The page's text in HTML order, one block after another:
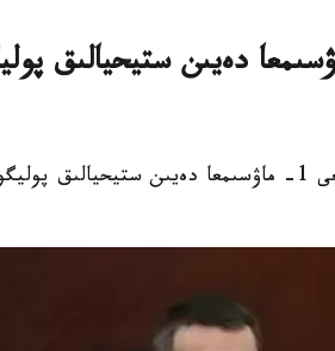
2023-جىلعى 1- ماۋسىمعا دەيىن
استانا. قازاقپارات - اكىمدىكتەر 2023-جىلعى 1- ماۋسىمعا دەيىن